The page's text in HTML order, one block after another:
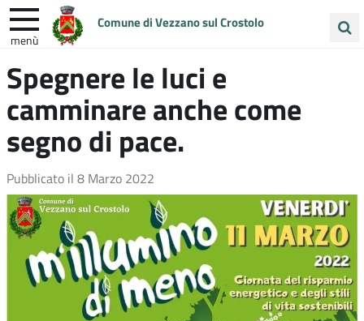
Comune di Vezzano sul Crostolo
menù
nel
sito
ENTRA IN COMUNE
UNIONE COLLINE MATILDICHE
Spegnere le luci e
camminare anche come
segno di pace.
Pubblicato il 8 Marzo 2022